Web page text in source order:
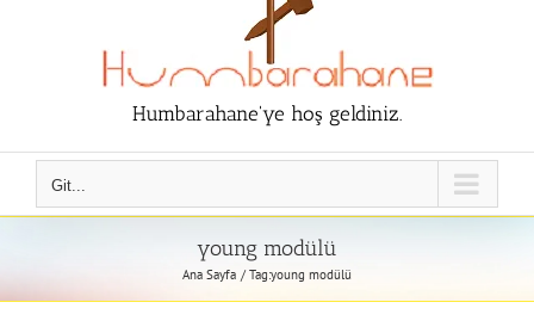
Humbarahane'ye hoş geldiniz.
Git...
young modülü
Ana Sayfa Tag:young modülü